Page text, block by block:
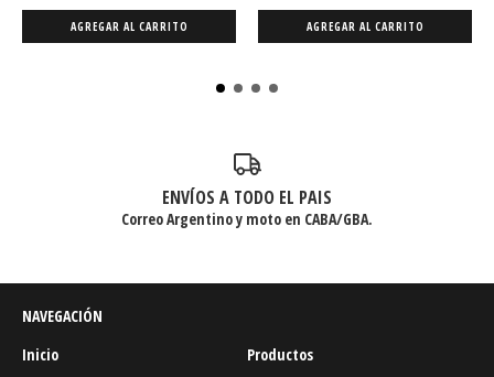
AGREGAR AL CARRITO AGREGAR AL CARRITO
ENVÍOS A TODO EL PAIS
Correo Argentino y moto en CABA/GBA.
NAVEGACIÓN
Inicio
Productos